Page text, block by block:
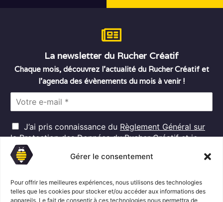
Gérer le consentement
Pour offrir les meilleures expériences, nous utilisons des technologies
telles que les cookies pour stocker et/ou accéder aux informations des
appareils. Le fait de consentir à ces technologies nous permettra de
La newsletter du Rucher Créatif
Chaque mois, découvrez l’actualité du Rucher Créatif et
l’agenda des évènements du mois à venir !
l
*
R
G
D
P
J’ai pris connaissance du Règlement Général sur
la Protection des Donnéesdu Rucher Créatif et je
consens au traitement de mes données personnelles
dans ces conditions.*